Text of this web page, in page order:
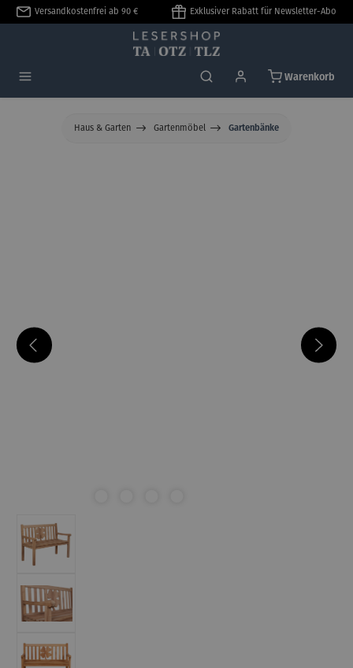
springen
Versandkostenfrei ab 90 € Exklusiver Rabatt für Newsletter-Abo
Warenkorb
Haus & Garten Gartenmöbel Gartenbänke